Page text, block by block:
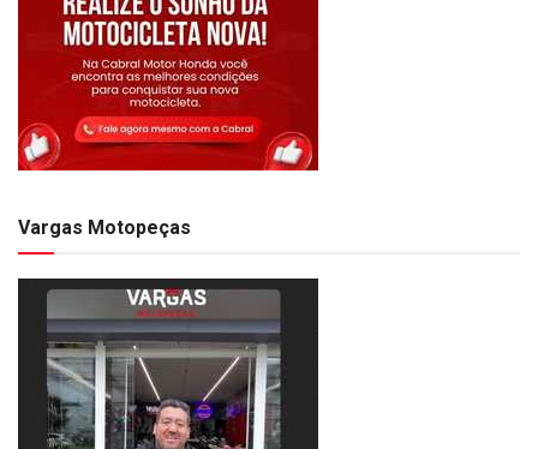
Vargas Motopeças